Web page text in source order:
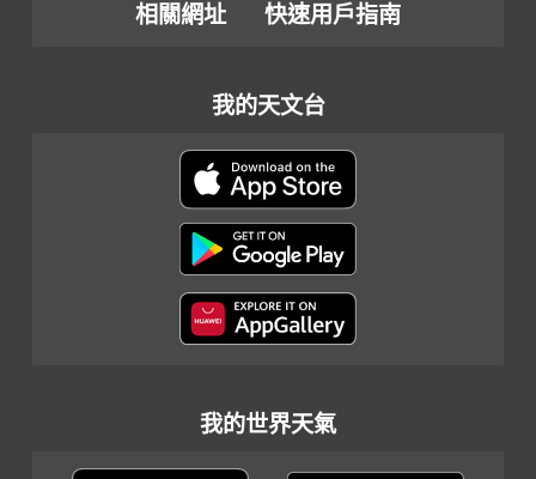
相關網址
快速用戶指南
我的天文台
我的世界天氣